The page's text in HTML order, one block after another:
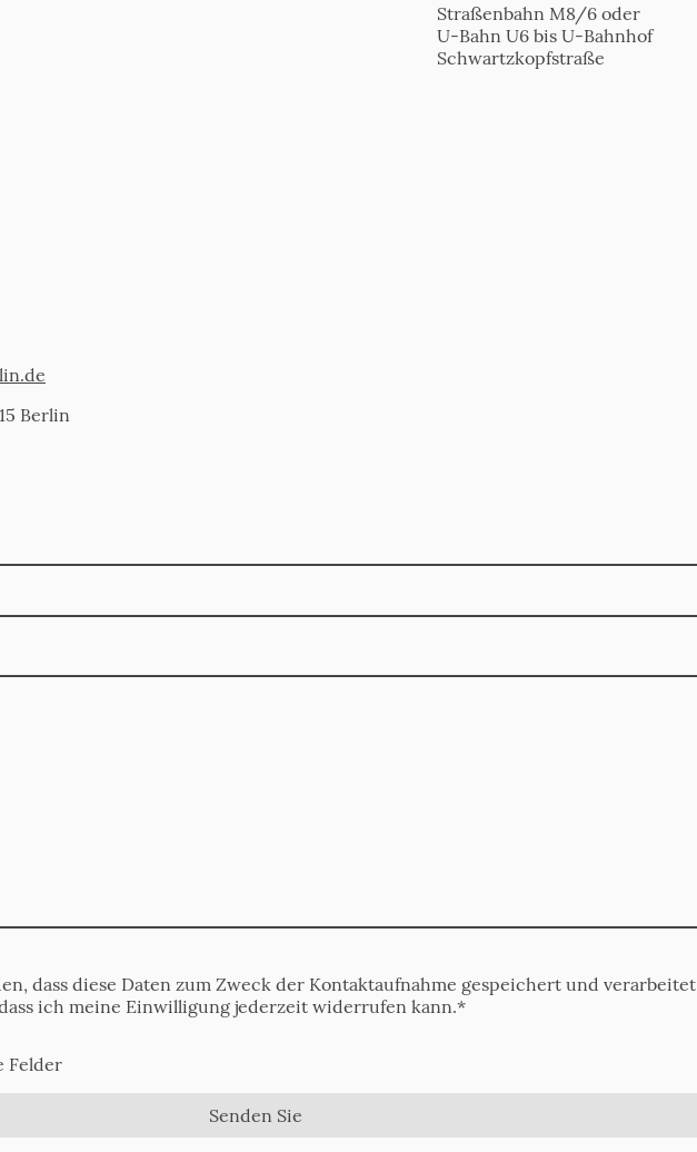
Straßenbahn M8/6 oder
U-Bahn U6 bis U-Bahnhof
Schwartzkopfstraße
Berlin
dass diese Daten zum Zweck der Kontaktaufnahme gespeichert und verarbeitet
ich meine Einwilligung jederzeit widerrufen kann.*
Felder
Senden Sie